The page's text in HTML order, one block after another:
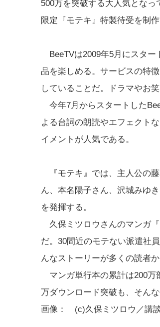
500万を突破する大人気とな
限定『モテキ』特製待受を制
BeeTVは2009年5月にスター
品を楽しめる。サービスの特
していることだ。ドラマやお
今年7月からスタートした
よる台詞の朗読やエフェクト
イメントが人気である。
『モテキ』では、主人公の
ん、本名陽子さん、沢城みゆ
を発揮する。
久保ミツロウさんのマンガ
だ。30間近のモテない派遣社
んなストーリーが多くの読者
マンガ単行本の累計は200万
万ダウンロード突破も、そん
画像： (c)久保ミツロウ／講